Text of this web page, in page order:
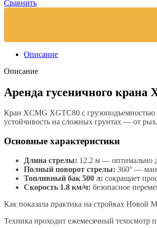
Сравнить
Описание
Описание
Аренда гусеничного
Кран XCMG XGTC80 с грузоподъемностью
устойчивость на сложных грунтах — от
Основные характеристики
Длина стрелы: 12.2 м — оптимально
Полный поворот стрелы: 360° —
Топливный бак 500 л: сокращает
Скорость 1.8 км/ч: безопасное
Как показала практика на стройках Новой
Техника проходит ежемесячный техосмотр